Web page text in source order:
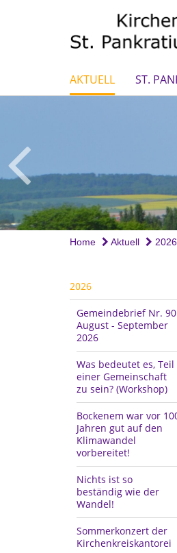
AKTUELL ST.
Home Aktuell 2026
2026
Gemeindebrief Nr. 90
August - September
2026
Was bedeutet es, Teil
einer Gemeinschaft
zu sein? (Workshop)
Bockenem war vor
Jahren gut auf den
Klimawandel
vorbereitet!
Nichts ist so
beständig wie der
Wandel!
Sommerkonzert der
Kirchenkreiskantorei